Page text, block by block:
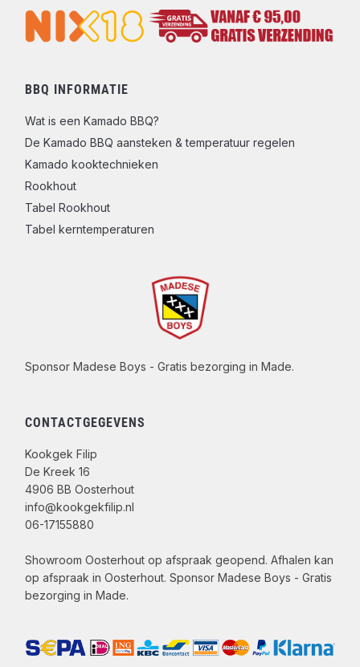
BBQ INFORMATIE
Wat is een Kamado BBQ?
De Kamado BBQ aansteken & temperatuur regelen
Kamado kooktechnieken
Rookhout
Tabel Rookhout
Tabel kerntemperaturen
Sponsor Madese Boys - Gratis bezorging in Made.
CONTACTGEGEVENS
Kookgek Filip
De Kreek 16
4906 BB Oosterhout
info@kookgekfilip.nl
06-17155880
Showroom Oosterhout op afspraak geopend. Afhalen kan
op afspraak in Oosterhout. Sponsor Madese Boys - Gratis
bezorging in Made.